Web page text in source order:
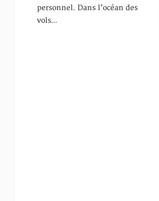
personnel. Dans l’océan des
vols…